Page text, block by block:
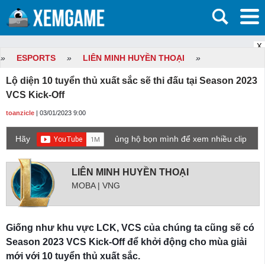
X
» ESPORTS » LIÊN MINH HUYỀN THOẠI »
Lộ diện 10 tuyển thủ xuất sắc sẽ thi đấu tại Season 2023
VCS Kick-Off
toanzicle | 03/01/2023 9:00
Hãy
ủng hộ bọn mình để xem nhiều clip
LIÊN MINH HUYỀN THOẠI
MOBA | VNG
Giống như khu vực LCK, VCS của chúng ta cũng sẽ có
Season 2023 VCS Kick-Off để khởi động cho mùa giải
mới với 10 tuyển thủ xuất sắc.